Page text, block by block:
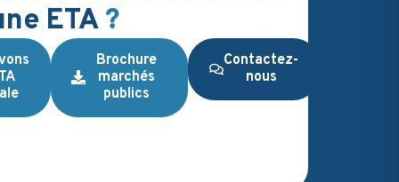
ETA?
Brochure
marchés
publics
Contactez-
nous